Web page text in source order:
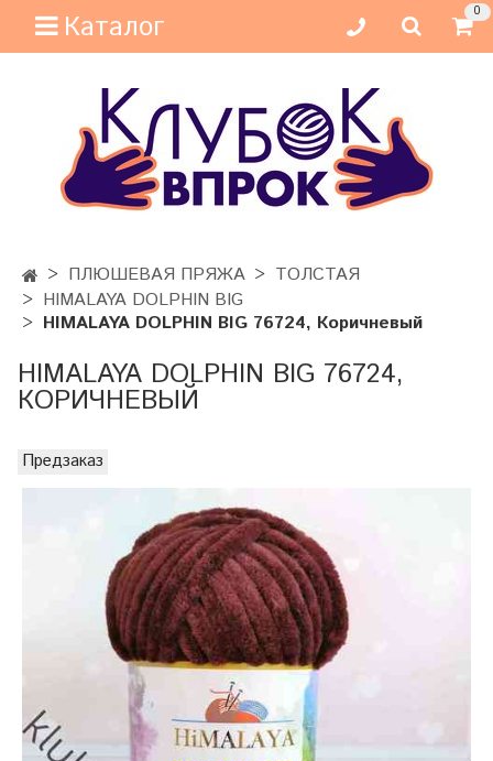
Каталог 0
ПЛЮШЕВАЯ ПРЯЖА
ТОЛСТАЯ
HIMALAYA DOLPHIN BIG
HIMALAYA DOLPHIN BIG 76724, Коричневый
HIMALAYA DOLPHIN BIG 76724,
КОРИЧНЕВЫЙ
Предзаказ